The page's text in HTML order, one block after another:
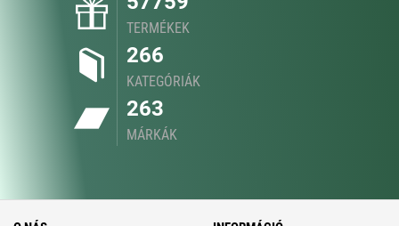
TERMÉKEK
266
KATEGÓRIÁK
263
MÁRKÁK